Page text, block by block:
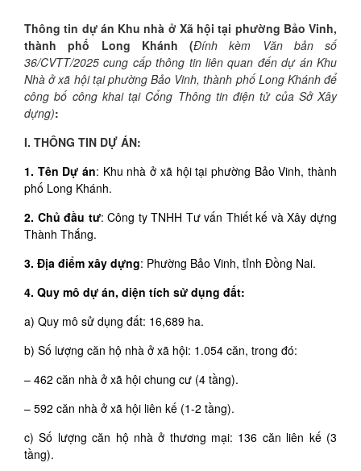
Thông tin dự án Khu nhà ở Xã hội tại phường Bảo Vinh,
thành phố Long Khánh (Đính kèm Văn bản số
36/CVTT/2025 cung cấp thông tin liên quan đến dự án Khu
Nhà ở xã hội tại phường Bảo Vinh, thành phố Long Khánh để
công bố công khai tại Cổng Thông tin điện tử của Sở Xây
dựng):
I. THÔNG TIN DỰ ÁN:
1. Tên Dự án: Khu nhà ở xã hội tại phường Bảo Vinh, thành
phố Long Khánh.
2. Chủ đầu tư: Công ty TNHH Tư vấn Thiết kế và Xây dựng
Thành Thắng.
3. Địa điểm xây dựng: Phường Bảo Vinh, tỉnh Đồng Nai.
4. Quy mô dự án, diện tích sử dụng đất:
a) Quy mô sử dụng đất: 16,689 ha.
b) Số lượng căn hộ nhà ở xã hội: 1.054 căn, trong đó:
– 462 căn nhà ở xã hội chung cư (4 tầng).
– 592 căn nhà ở xã hội liên kế (1-2 tầng).
c) Số lượng căn hộ nhà ở thương mại: 136 căn liên kế (3
tầng).